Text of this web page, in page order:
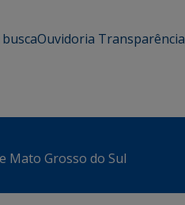
Ouvidoria Transparência
Mato Grosso do Sul